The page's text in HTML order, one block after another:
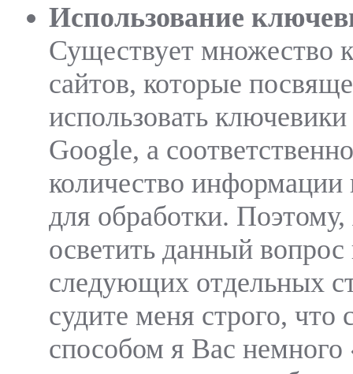
Использование
Существует множество
сайтов, которые
использовать
Google, а
количество информации
для обработки.
осветить данный вопрос
следующих отдельных
судите меня строго, что
способом я Вас немного